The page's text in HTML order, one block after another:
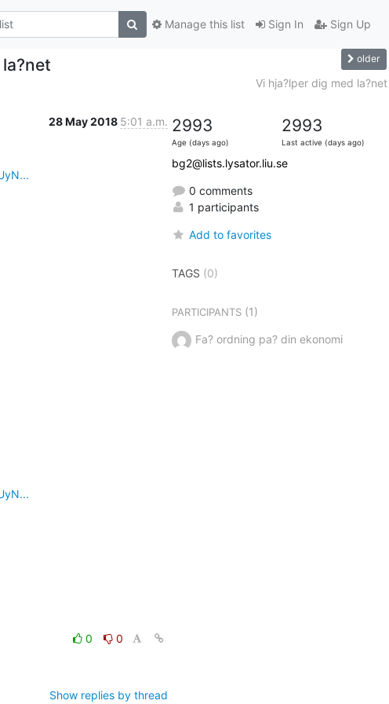
Sign In Sign Up
Manage this list
older
Vi hja?lper dig med la?net
28 May 2018 5:01 a.m.
0
0
Show replies by thread
2993
Age (days ago)
2993
Last active (days ago)
bg2@lists.lysator.liu.se
0 comments
1 participants
Add to favorites
TAGS (0)
PARTICIPANTS(1)
Fa? ordning pa? din ekonomi